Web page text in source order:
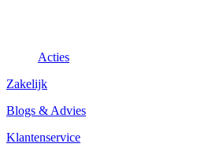
Acties
Zakelijk
Blogs & Advies
Klantenservice